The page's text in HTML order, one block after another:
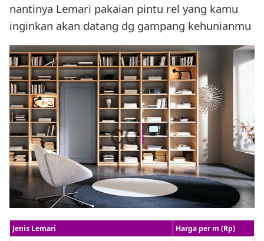
nantinya Lemari pakaian pintu rel yang kamu
inginkan akan datang dg gampang kehunianmu
Jenis Lemari
Harga per m (Rp)